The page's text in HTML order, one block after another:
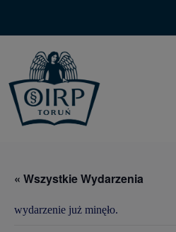
« Wszystkie Wydarzenia
wydarzenie już minęło.